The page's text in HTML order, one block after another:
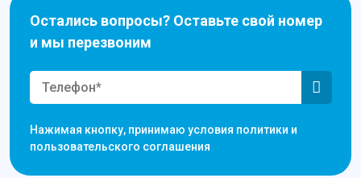
Остались вопросы? Оставьте свой номер
и мы перезвоним
Нажимая кнопку, принимаю условия политики и
пользовательского соглашения